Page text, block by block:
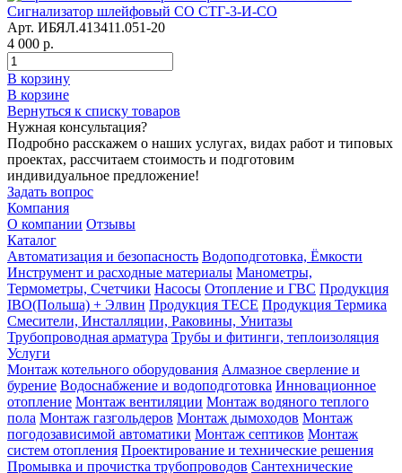
Сигнализатор шлейфовый СО СТГ-3-И-СО
Арт. ИБЯЛ.413411.051-20
4 000 р.
В корзину
В корзине
Вернуться к списку товаров
Нужная консультация?
Подробно расскажем о наших услугах, видах работ и типовых
проектах, рассчитаем стоимость и подготовим
индивидуальное предложение!
Задать вопрос
Компания
О компании Отзывы
Каталог
Автоматизация и безопасность Водоподготовка, Ёмкости
Инструмент и расходные материалы Манометры,
Термометры, Счетчики Насосы Отопление и ГВС Продукция
IBO(Польша) + Элвин Продукция TECE Продукция Термика
Смесители, Инсталляции, Раковины, Унитазы
Трубопроводная арматура Трубы и фитинги, теплоизоляция
Услуги
Монтаж котельного оборудования Алмазное сверление и
бурение Водоснабжение и водоподготовка Инновационное
отопление Монтаж вентиляции Монтаж водяного теплого
пола Монтаж газгольдеров Монтаж дымоходов Монтаж
погодозависимой автоматики Монтаж септиков Монтаж
систем отопления Проектирование и технические решения
Промывка и прочистка трубопроводов Сантехнические